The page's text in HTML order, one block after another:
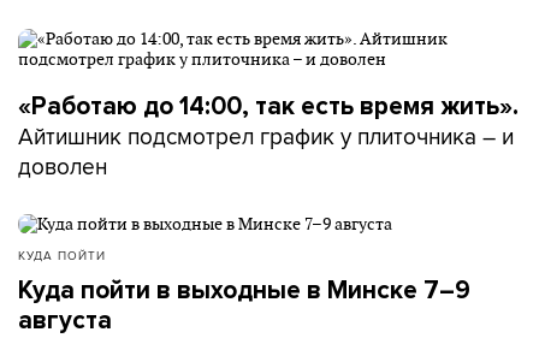
«Работаю до 14:00, так есть время жить».
Айтишник подсмотрел график у плиточника – и
доволен
КУДА ПОЙТИ
Куда пойти в выходные в Минске 7–9
августа